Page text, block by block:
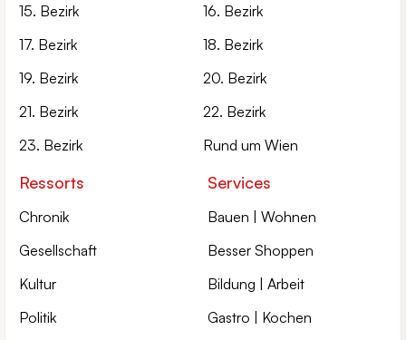
15. Bezirk
16. Bezirk
17. Bezirk
18. Bezirk
19. Bezirk
20. Bezirk
21. Bezirk
22. Bezirk
23. Bezirk
Rund um Wien
Ressorts
Chronik
Gesellschaft
Kultur
Politik
Services
Bauen | Wohnen
Besser Shoppen
Bildung | Arbeit
Gastro | Kochen